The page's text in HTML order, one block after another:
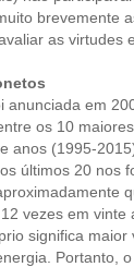
brevemente
as
anunciada em
os 10
anos (1995-
últimos 20 nos
vezes em vinte
significa
Portanto,